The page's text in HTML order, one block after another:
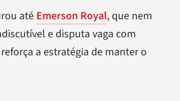
até Emerson Royal, que nem
e disputa vaga com
a estratégia de manter o